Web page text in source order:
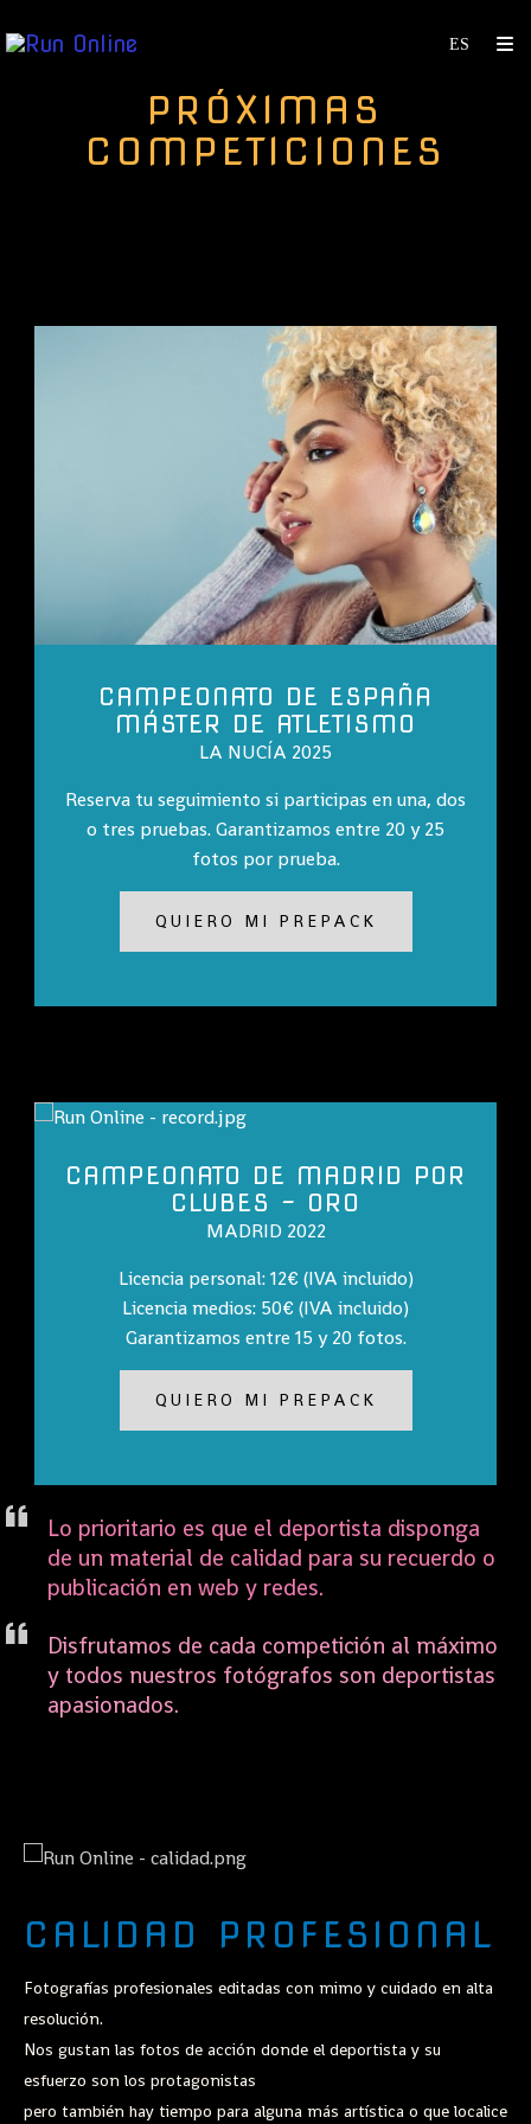
PRÓXIMAS
COMPETICIONES
CAMPEONATO DE ESPAÑA
MÁSTER DE ATLETISMO
LA NUCÍA 2025
Reserva tu seguimiento si participas en una, dos
o tres pruebas. Garantizamos entre 20 y 25
fotos por prueba.
QUIERO MI PREPACK
CAMPEONATO DE MADRID POR
CLUBES - ORO
MADRID 2022
Licencia personal: 12€ (IVA incluido)
Licencia medios: 50€ (IVA incluido)
Garantizamos entre 15 y 20 fotos.
QUIERO MI PREPACK
Lo prioritario es que el deportista disponga
de un material de calidad para su recuerdo o
publicación en web y redes.
Disfrutamos de cada competición al máximo
y todos nuestros fotógrafos son deportistas
apasionados.
CALIDAD PROFESIONAL
Fotografías profesionales editadas con mimo y cuidado en alta
resolución.
Nos gustan las fotos de acción donde el deportista y su
esfuerzo son los protagonistas
pero también hay tiempo para alguna más artística o que localice